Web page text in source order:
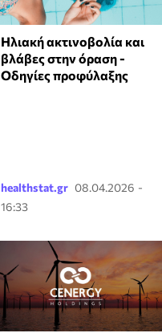
Ηλιακή ακτινοβολία και
βλάβες στην όραση -
Οδηγίες προφύλαξης
healthstat.gr 08.04.2026 -
16:33